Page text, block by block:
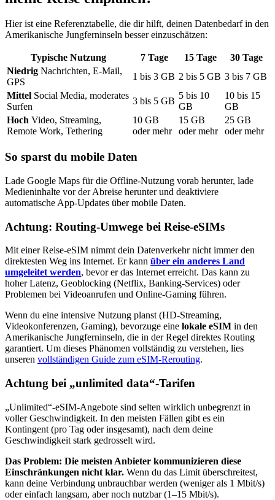
Hier ist eine Referenztabelle, die dir hilft, deinen Datenbedarfin den
Amerikanische Jungferninseln besser einzuschätzen:
Typische Nutzung 7 Tage 15 Tage 30 Tage
Niedrig Nachrichten, E-Mail,
GPS
1 bis 3 GB 2 bis 5 GB 3 bis 7 GB
Mittel Social Media, moderates
Surfen
3 bis 5 GB
5 bis 10
GB
10 bis 15
GB
Hoch Video, Streaming,
Remote Work, Tethering
10 GB
oder mehr
15 GB
oder mehr
25 GB
oder mehr
So sparst du mobile Daten
Lade Google Maps für die Offline-Nutzung vorab herunter, lade
Medieninhalte vor der Abreise herunter und deaktiviere
automatische App-Updates über mobile Daten.
Achtung: Routing-Umwege bei Reise-eSIMs
Mit einer Reise-eSIM nimmt dein Datenverkehr nicht immer den
direktesten Weg ins Internet. Er kann über ein anderes Land
umgeleitet werden, bevor er das Internet erreicht. Das kann zu
hoher Latenz, Geoblocking (Netflix, Banking-Services) oder
Problemen bei Videoanrufen und Online-Gaming führen.
Wenn du eine intensive Nutzung planst (HD-Streaming,
Videokonferenzen, Gaming), bevorzuge eine lokale eSIM in den
Amerikanische Jungferninseln, die in der Regel direktes Routing
garantiert. Um dieses Phänomen vollständig zu verstehen, lies
unseren vollständigen Guide zum eSIM-Rerouting.
Achtung bei „unlimited data“-Tarifen
„Unlimited“-eSIM-Angebote sind selten wirklich unbegrenzt in
voller Geschwindigkeit. In den meisten Fällen gibt es ein
Kontingent (pro Tag oder insgesamt), nach dem deine
Geschwindigkeit stark gedrosselt wird.
Das Problem: Die meisten Anbieter kommunizieren diese
Einschränkungen nicht klar. Wenn du das Limit überschreitest,
kann deine Verbindung unbrauchbar werden (weniger als 1 Mbit/s)
oder einfach langsam, aber noch nutzbar (1–15 Mbit/s).